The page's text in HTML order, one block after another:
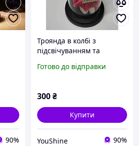
90%
Троянда в колбі з
підсвічуванням та
YU227
Готово до відправки
300₴
Купити
YouShine 90%